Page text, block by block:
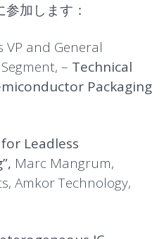
加します：
VP and General
– Technical
Packaging
Leadless
Marc Mangrum,
Amkor Technology,